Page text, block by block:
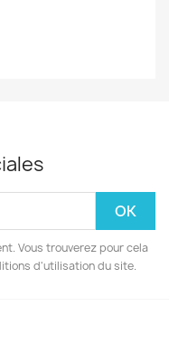
Vous trouverez pour cela
d'utilisation du site.